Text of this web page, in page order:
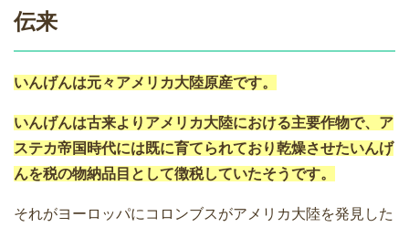
伝来
いんげんは元々アメリカ大陸原産です。
いんげんは古来よりアメリカ大陸における主要作物で、ア
ステカ帝国時代には既に育てられており乾燥させたいんげ
んを税の物納品目として徴税していたそうです。
それがヨーロッパにコロンブスがアメリカ大陸を発見した